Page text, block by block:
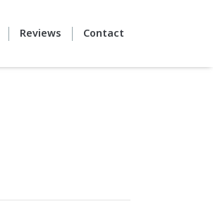
Reviews Contact